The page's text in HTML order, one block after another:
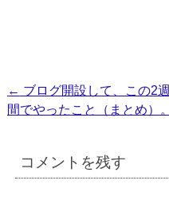
投
稿
ビ
← ブログ開設して、この2週
間でやったこと（まとめ）。
コメントを残す